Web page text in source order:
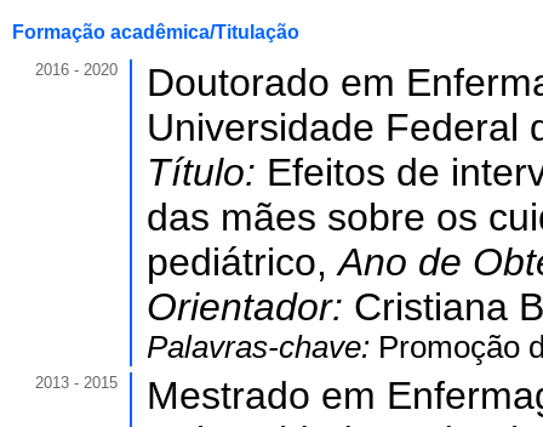
Formação acadêmica/Titulação
2016 - 2020
Doutorado em
Universidade Federal
Título: Efeitos de
das mães sobre os
pediátrico,Ano de
Orientador: Cristiana
Palavras-chave: Promoção
2013 - 2015
Mestrado em